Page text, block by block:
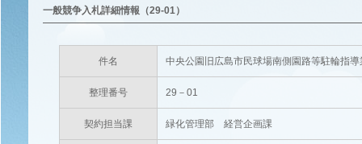
一般競争入札詳細情報（29-01）
件名 中央公園旧広島市民球場南側園路等駐輪指導
整理番号 29－01
契約担当課 緑化管理部 経営企画課